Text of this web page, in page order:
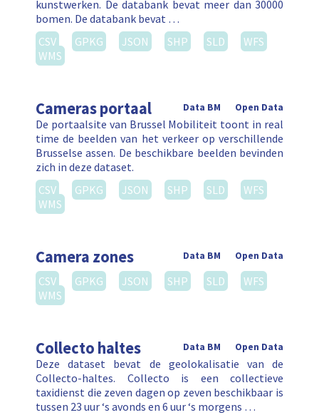
kunstwerken. De databank bevat meer dan 30000
bomen. De databank bevat …
CSV
GPKG JSON SHP SLD
WFS
WMS
Cameras portaal Open Data
Data BM
De portaalsite van Brussel Mobiliteit toont in real
time de beelden van het verkeer op verschillende
Brusselse assen. De beschikbare beelden bevinden
zich in deze dataset.
CSV
GPKG JSON SHP SLD
WFS
WMS
Camera zones Open Data
Data BM
CSV GPKG JSON SHP SLD
WFS
WMS
Collecto haltes Open Data
Data BM
Deze dataset bevat de geolokalisatie van de
Collecto-haltes. Collecto is een collectieve
taxidienst die zeven dagen op zeven beschikbaar is
tussen 23 uur ‘s avonds en 6 uur ‘s morgens …